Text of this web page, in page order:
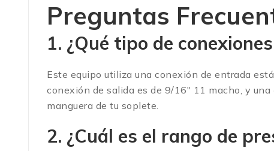
Preguntas
1. ¿Qué tipo de
Este equipo utiliza una conexión de entrada
conexión de salida es de 9/16″ 11 macho, y
manguera de tu soplete.
2. ¿Cuál es el rango de